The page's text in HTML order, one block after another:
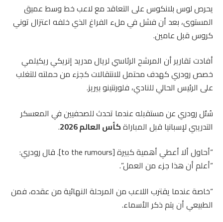
يحرص لوس بلانكوس على التعاقد مع لاعب خط وسط عميق
المستوى، بعد أن فشل في ملء الفراغ الذي خلفه اعتزال توني
كروس قبل عامين.
أفادت تقارير أن المرشح الرئاسي لريال مدريد إنريكي ريكيلمي
خصص رودري كهدف محتمل للانتقالات كجزء من حملته للتغلب
على الرئيس الحالي للنادي، فلورنتينو بيريز.
سُئل رودري عن مستقبله عندما تحدث للصحفيين في المعسكر
التدريبي لإسبانيا قبل المباراةكأس العالم 2026
.
“أحاول ألا أعطي أهمية كبيرة [to the rumours]. قال رودري:
“أعلم أن هذا جزء من العمل”.
“خاصة عندما يقترب اللاعب من المرحلة النهائية من عقده، فمن
الطبيعي أن يتم ذكر الأسماء.